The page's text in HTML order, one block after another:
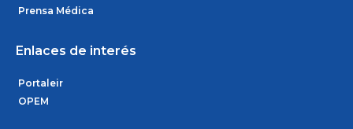
Prensa Médica
Enlaces de interés
Portaleir
OPEM